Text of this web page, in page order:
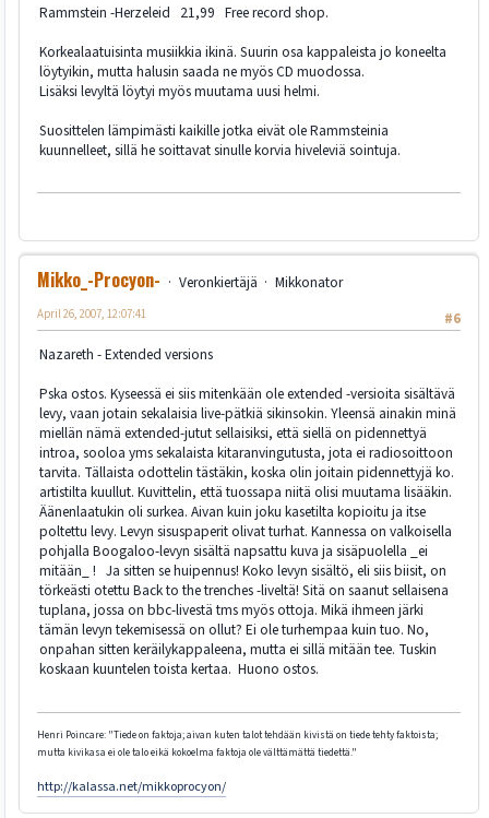
Rammstein -Herzeleid 21,99 Free record shop.
Korkealaatuisinta musiikkia ikinä. Suurin osa kappaleista jo koneelta
löytyikin, mutta halusin saada ne myös CD muodossa.
Lisäksi levyltä löytyi myös muutama uusi helmi.
Suosittelen lämpimästi kaikille jotka eivät ole Rammsteinia
kuunnelleet, sillä he soittavat sinulle korvia hiveleviä sointuja.
Mikko_-Procyon- Veronkiertäjä
Mikkonator
#6
April 26, 2007, 12:07:41
Nazareth - Extended versions
Pska ostos. Kyseessä ei siis mitenkään ole extended -versioita sisältävä
levy, vaan jotain sekalaisia live-pätkiä sikinsokin. Yleensä ainakin minä
miellän nämä extended-jutut sellaisiksi, että siellä on pidennettyä
introa, sooloa yms sekalaista kitaranvingutusta, jota ei radiosoittoon
tarvita. Tällaista odottelin tästäkin, koska olin joitain pidennettyjä ko.
artistilta kuullut. Kuvittelin, että tuossapa niitä olisi muutama lisääkin.
Äänenlaatukin oli surkea. Aivan kuin joku kasetilta kopioitu ja itse
poltettu levy. Levyn sisuspaperit olivat turhat. Kannessa on valkoisella
pohjalla Boogaloo-levyn sisältä napsattu kuva ja sisäpuolella _ei
mitään_ ! Ja sitten se huipennus! Koko levyn sisältö, eli siis biisit, on
törkeästi otettu Back to the trenches -liveltä! Sitä on saanut sellaisena
tuplana, jossa on bbc-livestä tms myös ottoja. Mikä ihmeen järki
tämän levyn tekemisessä on ollut? Ei ole turhempaa kuin tuo. No,
onpahan sitten keräilykappaleena, mutta ei sillä mitään tee. Tuskin
koskaan kuuntelen toista kertaa. Huono ostos.
Henri Poincare: "Tiede on faktoja; aivan kuten talot tehdään kivistä on tiede tehty faktoista;
mutta kivikasa ei ole talo eikä kokoelma faktoja ole välttämättä tiedettä."
http://kalassa.net/mikkoprocyon/